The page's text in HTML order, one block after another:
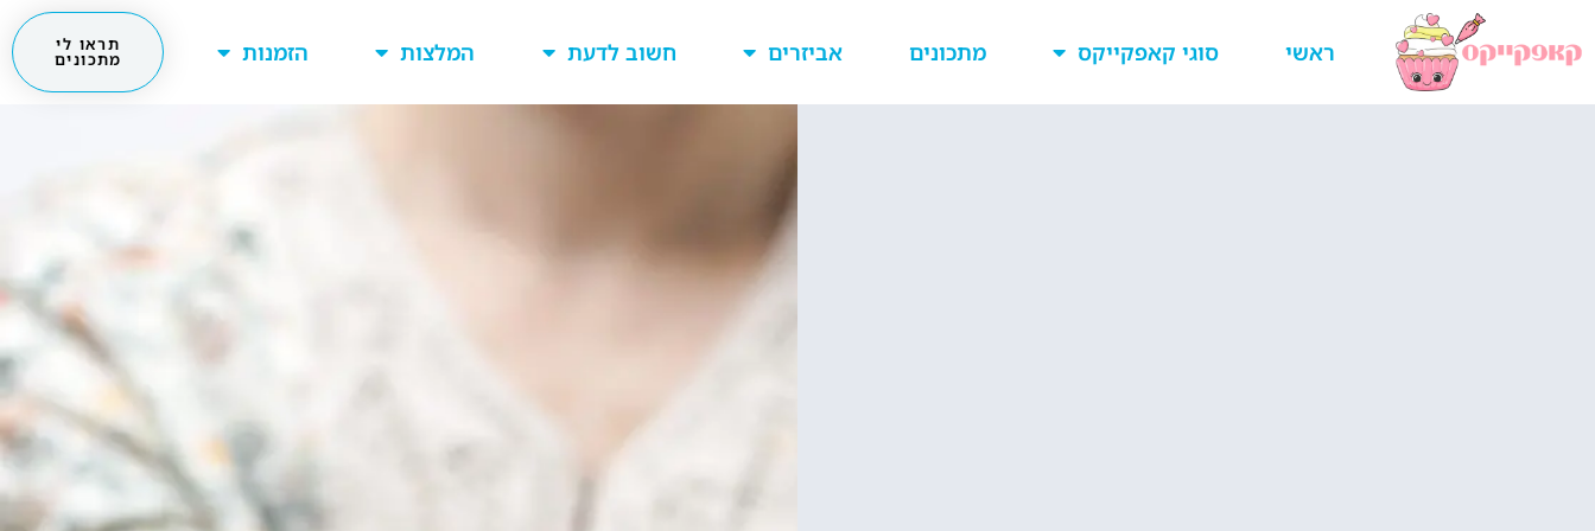
ראשי סוגי קאפקייקס מתכונים אביזרים חשוב לדעת המלצות הזמנות תראו לי
מתכונים